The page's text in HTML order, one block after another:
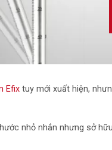
Efix tuy mới xuất hiện,
nhỏ nhắn nhưng sở